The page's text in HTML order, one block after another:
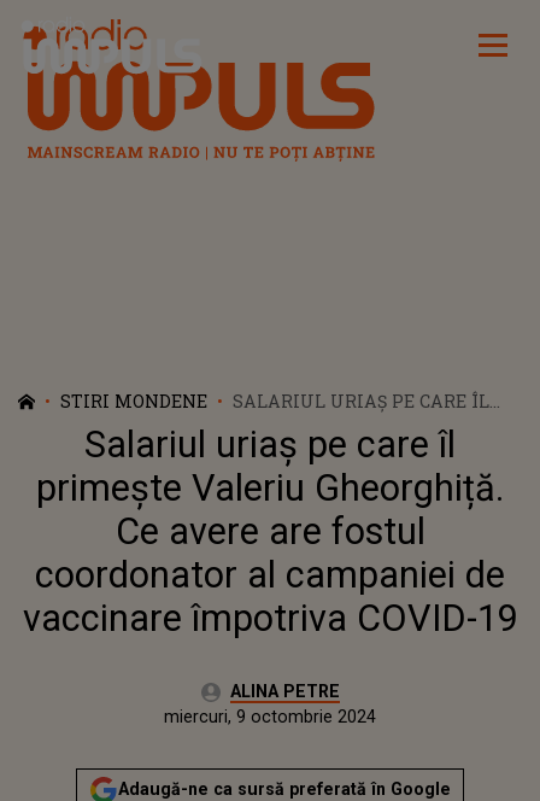
Radio Impuls
STIRI MONDENE
SALARIUL URIAȘ PE CARE ÎL
PRIMEȘTE VALERIU
GHEORGHIȚĂ. CE AVERE ARE
FOSTUL COORDONATOR AL
CAMPANIEI DE VACCINARE
ÎMPOTRIVA COVID-19
Salariul uriaș pe care îl
primește Valeriu Gheorghiță.
Ce avere are fostul
coordonator al campaniei de
vaccinare împotriva COVID-19
Autor:ALINA PETRE
miercuri, 9 octombrie 2024
Actualizat:
miercuri, 9 octombrie 2024
Adaugă-ne ca sursă preferată în Google